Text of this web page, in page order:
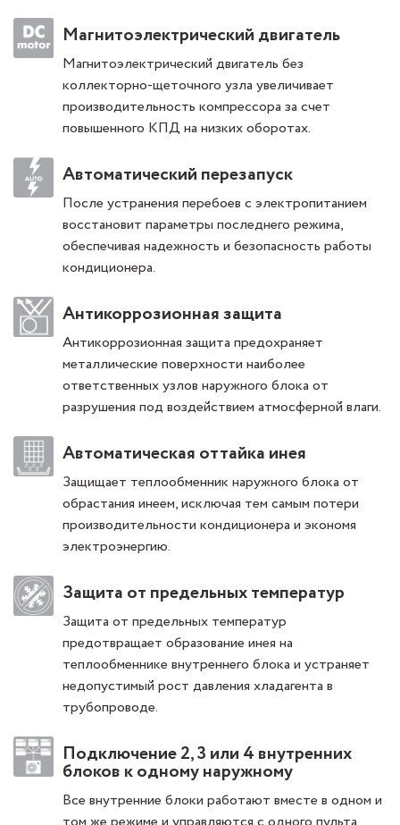
Магнитоэлектрический двигатель
Магнитоэлектрический двигатель без
коллекторно-щеточного узла увеличивает
производительность компрессора за счет
повышенного КПД на низких оборотах.
Автоматический перезапуск
После устранения перебоев с электропитанием
восстановит параметры последнего режима,
обеспечивая надежность и безопасность работы
кондиционера.
Антикоррозионная защита
Антикоррозионная защита предохраняет
металлические поверхности наиболее
ответственных узлов наружного блока от
разрушения под воздействием атмосферной влаги.
Автоматическая оттайка инея
Защищает теплообменник наружного блока от
обрастания инеем, исключая тем самым потери
производительности кондиционера и экономя
электроэнергию.
Защита от предельных температур
Защита от предельных температур
предотвращает образование инея на
теплообменнике внутреннего блока и устраняет
недопустимый рост давления хладагента в
трубопроводе.
Подключение 2, 3 или 4 внутренних
блоков к одному наружному
Все внутренние блоки работают вместе в одном и